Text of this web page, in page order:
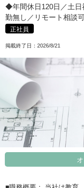
◆年間休日120日／土日
勤無し／リモート相談
正社員
掲載終了日： 2026/8/21